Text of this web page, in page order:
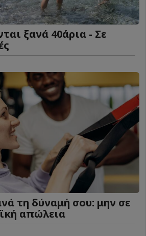
ξανά 40άρια - Σε
τη δύναμή σου: μην σε
απώλεια